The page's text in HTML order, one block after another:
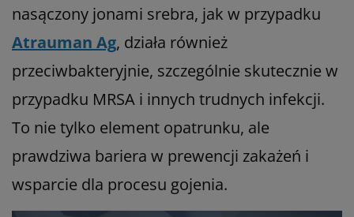
nasączony jonami srebra, jak w przypadku
Atrauman Ag, działa również
przeciwbakteryjnie, szczególnie skutecznie w
przypadku MRSA i innych trudnych infekcji.
To nie tylko element opatrunku, ale
prawdziwa bariera w prewencji zakażeń i
wsparcie dla procesu gojenia.